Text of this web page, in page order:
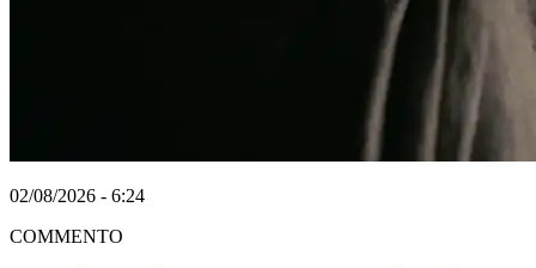
02/08/2026 - 6:24
COMMENTO